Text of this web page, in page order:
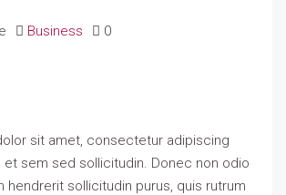
Business 0
sit amet, consectetur adipiscing
et sem sed sollicitudin. Donec non odio
hendrerit sollicitudin purus, quis rutrum